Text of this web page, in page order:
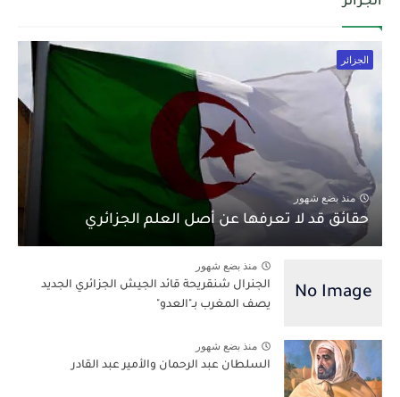
الجزائر
منذ بضع شهور
حقائق قد لا تعرفها عن أصل العلم الجزائري
منذ بضع شهور
الجنرال شنقريحة قائد الجيش الجزائري الجديد
يصف المغرب بـ"العدو"
منذ بضع شهور
السلطان عبد الرحمان والأمير عبد القادر